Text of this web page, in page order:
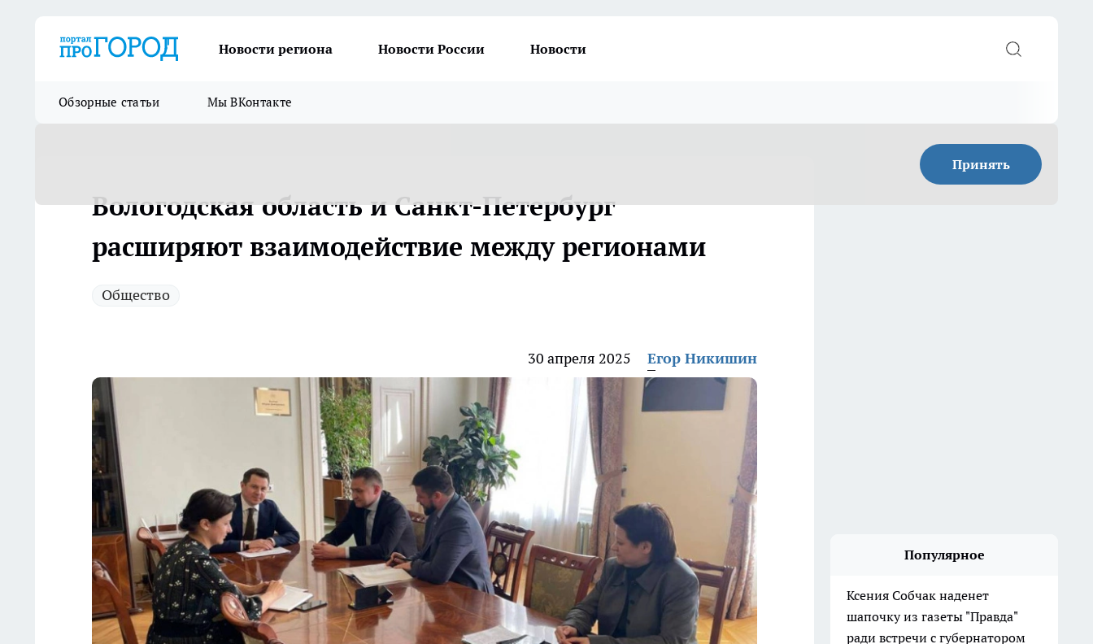
Новости региона Новости России Новости
Обзорные статьи Мы ВКонтакте
Принять
Вологодская область и Санкт-Петербург
расширяют взаимодействие между регионами
Общество
30 апреля 2025 Егор Никишин
Популярное
Ксения Собчак наденет
шапочку из газеты "Правда"
ради встречи с губернатором